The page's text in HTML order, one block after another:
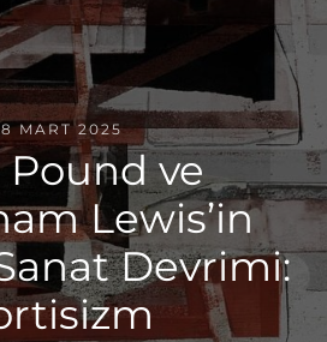
MART 2025
Pound ve
Lewis’in
Sanat Devrimi: